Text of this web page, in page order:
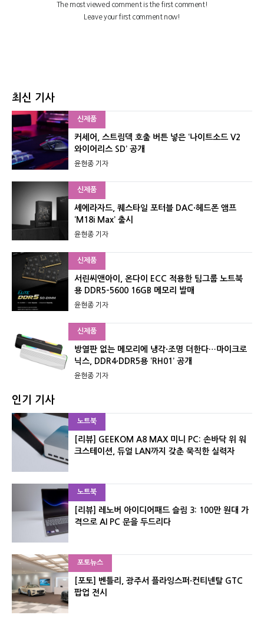
최신 기사
신제품
커세어, 스트림덱 호출 버튼 넣은 ‘나이트소드 V2
와이어리스 SD’ 공개
윤현종 기자
신제품
셰에라자드, 퀘스타일 포터블 DAC·헤드폰 앰프
‘M18i Max’ 출시
윤현종 기자
신제품
서린씨앤아이, 온다이 ECC 적용한 팀그룹 노트북
용 DDR5-5600 16GB 메모리 발매
윤현종 기자
신제품
방열판 없는 메모리에 냉각·조명 더한다…마이크로
닉스, DDR4·DDR5용 ‘RH01’ 공개
윤현종 기자
인기 기사
노트북
[리뷰] GEEKOM A8 MAX 미니 PC: 손바닥 위 워
크스테이션, 듀얼 LAN까지 갖춘 묵직한 실력자
노트북
[리뷰] 레노버 아이디어패드 슬림 3: 100만 원대 가
격으로 AI PC 문을 두드리다
포토뉴스
[포토] 벤틀리, 광주서 플라잉스퍼·컨티넨탈 GTC
팝업 전시